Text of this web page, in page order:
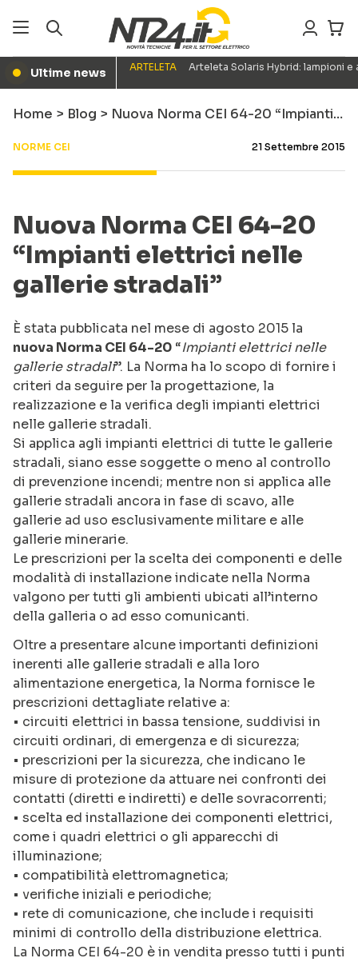
● Ultime news ARTELETA Arteleta Solaris Hybrid: lampioni e
Home > Blog > Nuova Norma CEI 64-20 “Impianti…
NORME CEI 21 Settembre 2015
Nuova Norma CEI 64-20
“Impianti elettrici nelle
gallerie stradali”
È stata pubblicata nel mese di agosto 2015 la
nuova Norma CEI 64-20 “Impianti elettrici nelle
gallerie stradali”. La Norma ha lo scopo di fornire i
criteri da seguire per la progettazione, la
realizzazione e la verifica degli impianti elettrici
nelle gallerie stradali.
Si applica agli impianti elettrici di tutte le gallerie
stradali, siano esse soggette o meno al controllo
di prevenzione incendi; mentre non si applica alle
gallerie stradali ancora in fase di scavo, alle
gallerie ad uso esclusivamente militare e alle
gallerie minerarie.
Le prescrizioni per la scelta dei componenti e delle
modalità di installazione indicate nella Norma
valgono per tutti gli ambienti ubicati all’interno
della galleria o ad esso comunicanti.
Oltre a presentare alcune importanti definizioni
inerenti alle gallerie stradali e alla loro
alimentazione energetica, la Norma fornisce le
prescrizioni dettagliate relative a:
• circuiti elettrici in bassa tensione, suddivisi in
circuiti ordinari, di emergenza e di sicurezza;
• prescrizioni per la sicurezza, che indicano le
misure di protezione da attuare nei confronti dei
contatti (diretti e indiretti) e delle sovracorrenti;
• scelta ed installazione dei componenti elettrici,
come i quadri elettrici o gli apparecchi di
illuminazione;
• compatibilità elettromagnetica;
• verifiche iniziali e periodiche;
• rete di comunicazione, che include i requisiti
minimi di controllo della distribuzione elettrica.
La Norma CEI 64-20 è in vendita presso tutti i punti